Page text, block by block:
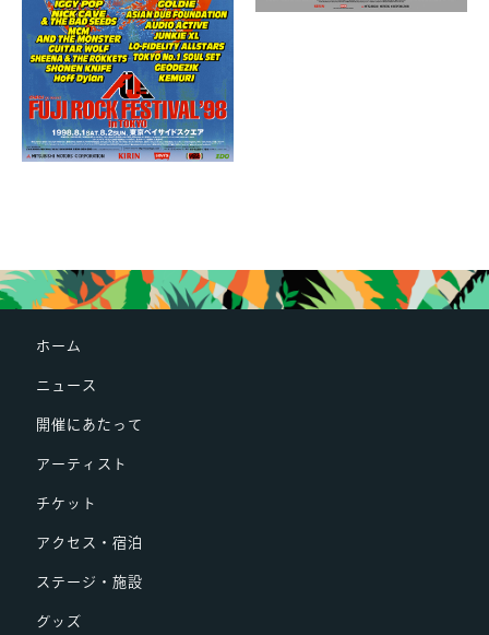
ホーム
ニュース
開催にあたって
アーティスト
チケット
アクセス・宿泊
ステージ・施設
グッズ